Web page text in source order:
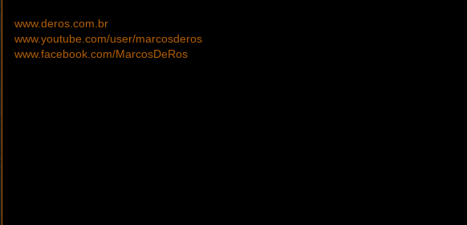
www.deros.com.br
www.youtube.com/user/marcosderos
www.facebook.com/MarcosDeRos